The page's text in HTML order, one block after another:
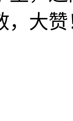
，大